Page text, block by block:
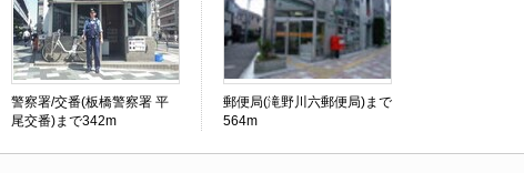
警察署/交番(板橋警察署 平
尾交番)まで342m
郵便局(滝野川六郵便局)まで
564m